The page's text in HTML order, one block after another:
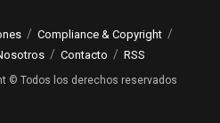
Compliance & Copyright
Contacto RSS
© Todos los derechos reservados